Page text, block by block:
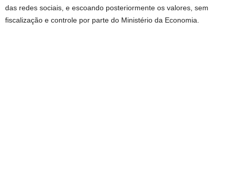
das redes sociais, e escoando posteriormente os valores, sem
fiscalização e controle por parte do Ministério da Economia.